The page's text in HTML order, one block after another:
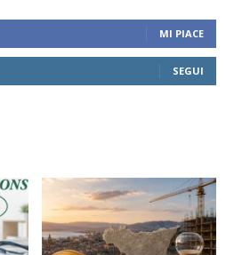
MI PIACE
SEGUI